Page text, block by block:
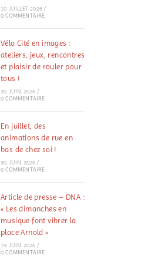
10 JUILLET 2026 /
0 COMMENTAIRE
Vélo Cité en images :
ateliers, jeux, rencontres
et plaisir de rouler pour
tous !
30 JUIN 2026 /
0 COMMENTAIRE
En juillet, des
animations de rue en
bas de chez soi !
30 JUIN 2026 /
0 COMMENTAIRE
Article de presse – DNA :
« Les dimanches en
musique font vibrer la
place Arnold »
19 JUIN 2026 /
0 COMMENTAIRE